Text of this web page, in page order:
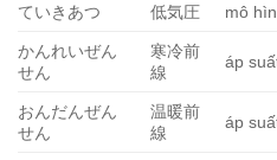
ていきあつ 低気圧 mô
かんれいぜん
せん
寒冷前
線
áp
おんだんぜん
せん
温暖前
線
áp